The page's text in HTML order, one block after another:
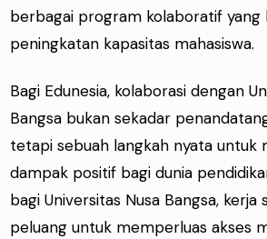
berbagai program kolaboratif yang
peningkatan kapasitas mahasiswa.
Bagi Edunesia, kolaborasi dengan
Bangsa bukan sekadar
tetapi sebuah langkah nyata untuk
dampak positif bagi dunia
bagi Universitas Nusa Bangsa, kerja
peluang untuk memperluas akses